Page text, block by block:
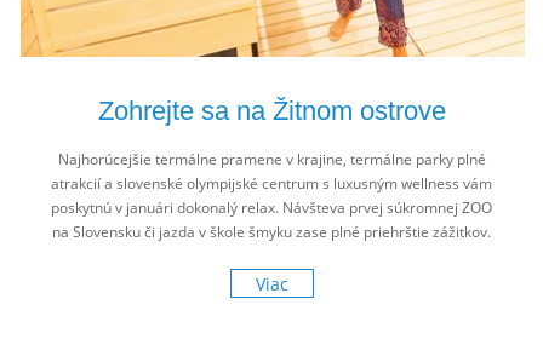
Zohrejte sa na Žitnom ostrove
Najhorúcejšie termálne pramene v krajine, termálne parky plné
atrakcií a slovenské olympijské centrum s luxusným wellness vám
poskytnú v januári dokonalý relax. Návšteva prvej súkromnej ZOO
na Slovensku či jazda v škole šmyku zase plné priehrštie zážitkov.
Viac